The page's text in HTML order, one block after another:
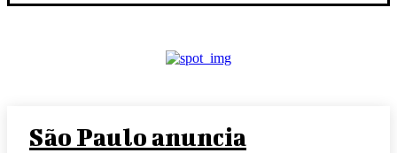
São Paulo anuncia